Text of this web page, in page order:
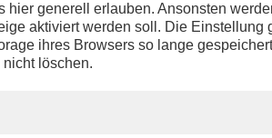
hier generell erlauben. Ansonsten
aktiviert werden soll. Die Einstellung
ihres Browsers so lange
löschen.